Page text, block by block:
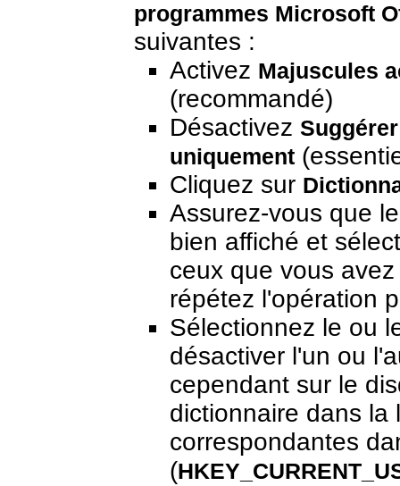
programmes Microsoft
suivantes :
Activez Majuscules
(recommandé)
Désactivez
uniquement
Cliquez sur
Assurez-vous que
bien affiché et
ceux que vous
répétez l'opération
Sélectionnez le ou
désactiver l'un ou
cependant sur le
dictionnaire dans la
correspondantes
(